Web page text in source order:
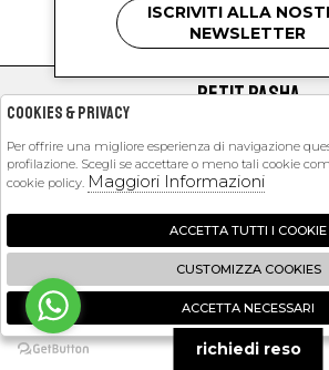
PETIT PASHA
EXTRA
2026 Petit Pasha - P.iva : 09423341214 Powered
Zucchetti
🍪
ISCRIVITI ALLA
NEWSLETTER
richiedi reso
Cookies & Privacy
Per offrire una migliore esperienza di navigazione
profilazione. Scegli se accettare o meno tali cookie
cookie policy. Maggiori Informazioni
ACCETTA TUTTI I COOKIE
CUSTOMIZZA COOKIES
ACCETTA NECESSARI